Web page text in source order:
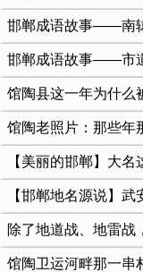
邯郸成语故事——南
邯郸成语故事——市
馆陶县这一年为什么
馆陶老照片：那些年
【美丽的邯郸】大名
【邯郸地名源说】
除了地道战、地雷战
方式？
馆陶卫运河畔那一串